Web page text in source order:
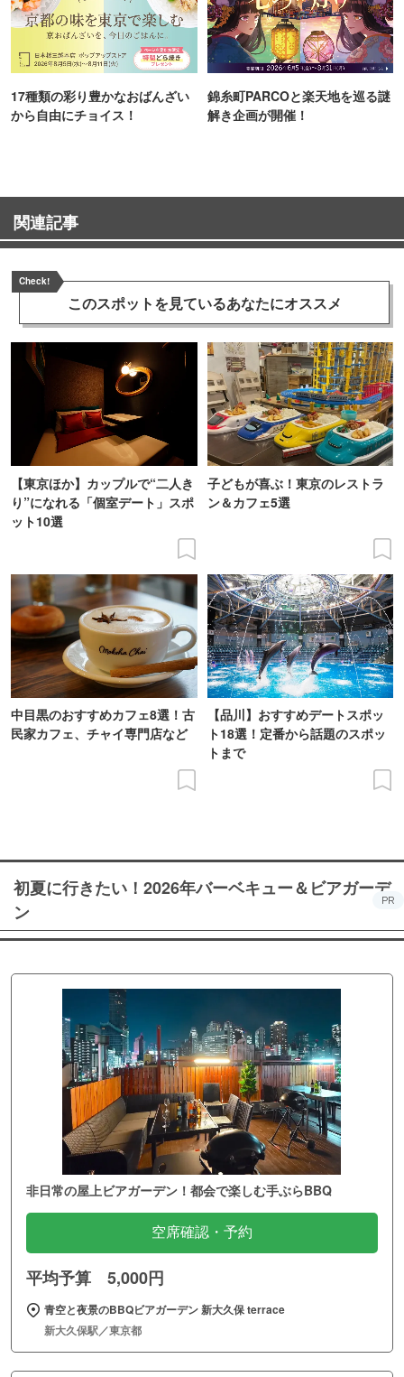
17種類の彩り豊かなおばんざい
から自由にチョイス！
錦糸町PARCOと楽天地を巡る謎
解き企画が開催！
関連記事
Check!
このスポットを見ているあなたにオススメ
【東京ほか】カップルで“二人き
り”になれる「個室デート」スポ
ット10選
子どもが喜ぶ！東京のレストラ
ン＆カフェ5選
中目黒のおすすめカフェ8選！古
民家カフェ、チャイ専門店など
【品川】おすすめデートスポッ
ト18選！定番から話題のスポッ
トまで
初夏に行きたい！2026年バーベキュー＆ビアガーデ
ン
PR
非日常の屋上ビアガーデン！都会で楽しむ手ぶらBBQ
空席確認・予約
平均予算 5,000円
青空と夜景のBBQビアガーデン 新大久保 terrace
新大久保駅／東京都